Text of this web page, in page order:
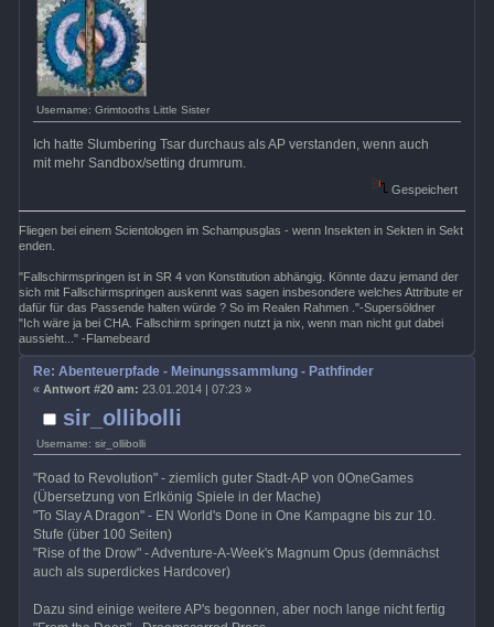
Username: Grimtooths Little Sister
Ich hatte Slumbering Tsar durchaus als AP verstanden, wenn auch
mit mehr Sandbox/setting drumrum.
Gespeichert
Fliegen bei einem Scientologen im Schampusglas - wenn Insekten in Sekten in Sekt
enden.
"Fallschirmspringen ist in SR 4 von Konstitution abhängig. Könnte dazu jemand der
sich mit Fallschirmspringen auskennt was sagen insbesondere welches Attribute er
dafür für das Passende halten würde ? So im Realen Rahmen ."-Supersöldner
"Ich wäre ja bei CHA. Fallschirm springen nutzt ja nix, wenn man nicht gut dabei
aussieht..." -Flamebeard
sir_ollibolli
Username: sir_ollibolli
Re: Abenteuerpfade - Meinungssammlung - Pathfinder
« Antwort #20 am: 23.01.2014 | 07:23 »
"Road to Revolution" - ziemlich guter Stadt-AP von 0OneGames
(Übersetzung von Erlkönig Spiele in der Mache)
"To Slay A Dragon" - EN World's Done in One Kampagne bis zur 10.
Stufe (über 100 Seiten)
"Rise of the Drow" - Adventure-A-Week's Magnum Opus (demnächst
auch als superdickes Hardcover)
Dazu sind einige weitere AP's begonnen, aber noch lange nicht fertig